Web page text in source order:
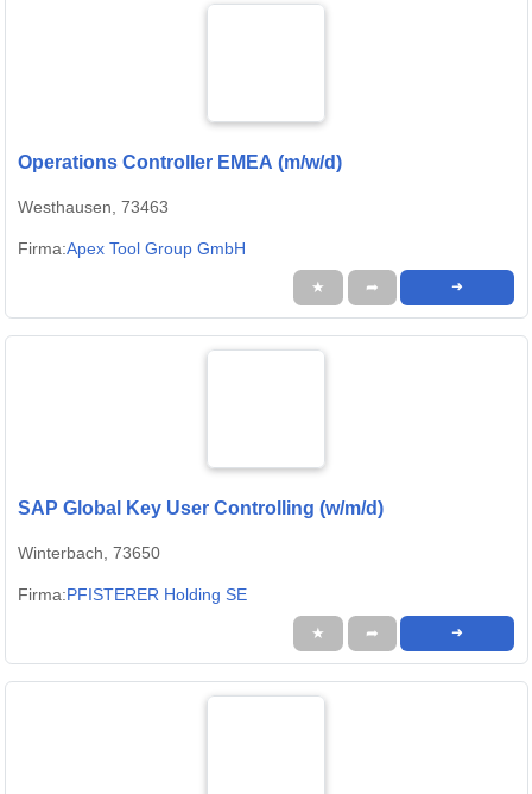
Operations Controller EMEA (m/w/d)
Westhausen, 73463
Firma:Apex Tool Group GmbH
★ ➦ ➜
SAP Global Key User Controlling (w/m/d)
Winterbach, 73650
Firma:PFISTERER Holding SE
★ ➦ ➜